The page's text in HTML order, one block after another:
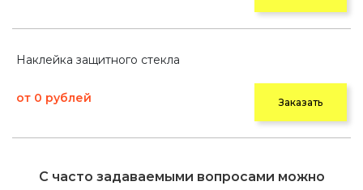
Наклейка защитного стекла
от 0 рублей Заказать
С часто задаваемыми вопросами можно